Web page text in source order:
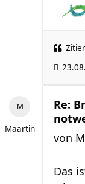
Maartin
Re:
von
Das